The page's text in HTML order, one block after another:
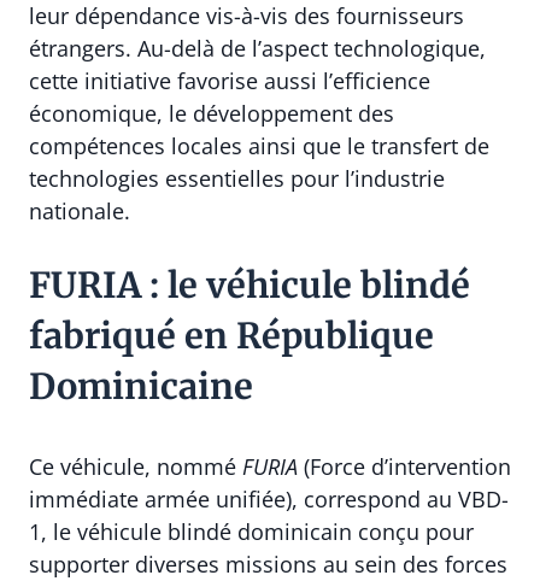
leur dépendance vis-à-vis des fournisseurs
étrangers. Au-delà de l’aspect technologique,
cette initiative favorise aussi l’efficience
économique, le développement des
compétences locales ainsi que le transfert de
technologies essentielles pour l’industrie
nationale.
FURIA : le véhicule blindé
fabriqué en République
Dominicaine
Ce véhicule, nommé FURIA (Force d’intervention
immédiate armée unifiée), correspond au VBD-
1, le véhicule blindé dominicain conçu pour
supporter diverses missions au sein des forces